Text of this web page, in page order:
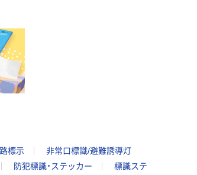
標示
非常口標識/避難誘導灯
防犯標識・ステッカー
標識ステ